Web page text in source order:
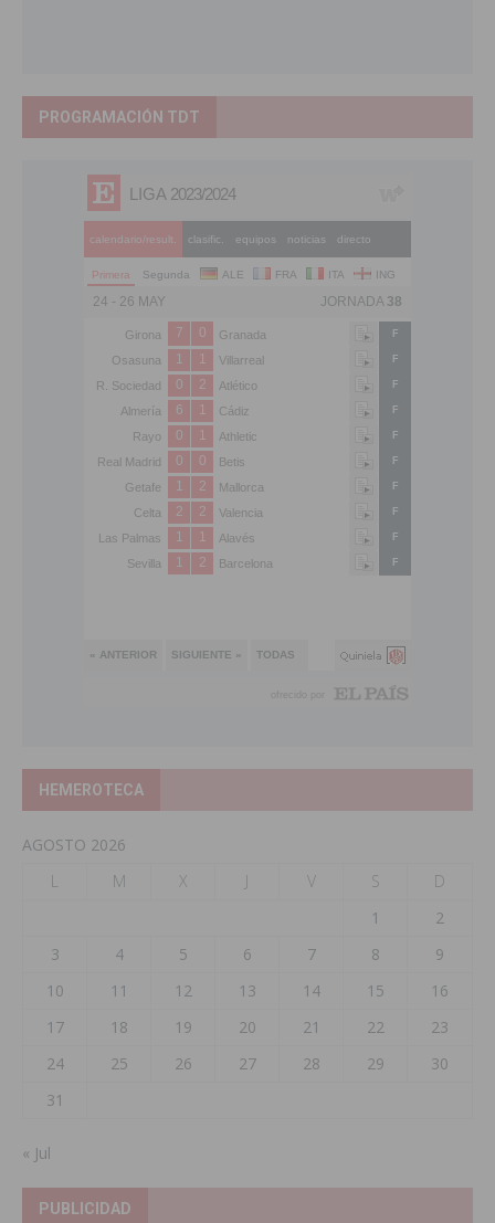
PROGRAMACIÓN TDT
HEMEROTECA
AGOSTO 2026
L
M X J V S
D
1
2
3
4 5 6 7 8
9
10
11 12 13 14 15
16
17
18 19 20 21 22
23
24
25 26 27 28 29
30
31
« Jul
PUBLICIDAD